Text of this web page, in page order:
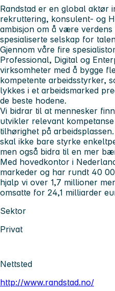
Randstad er en global aktør
rekruttering, konsulent- og
ambisjon om å være
spesialiserte selskap for
Gjennom våre fire
Professional, Digital og
virksomheter med å bygge
kompetente arbeidsstyrker,
lykkes i et arbeidsmarked
de beste hodene.
Vi bidrar til at mennesker
utvikler relevant
tilhørighet på
skal ikke bare styrke
men også bidra til en mer
Med hovedkontor i
markeder og har rundt 40
hjalp vi over 1,7 millioner
omsatte for 24,1 milliarder
Sektor
Privat
Nettsted
http://www.randstad.no/